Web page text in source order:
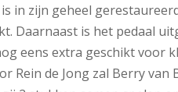
in zijn geheel
Daarnaast is het pedaal
eens extra geschikt voor
Rein de Jong zal Berry van